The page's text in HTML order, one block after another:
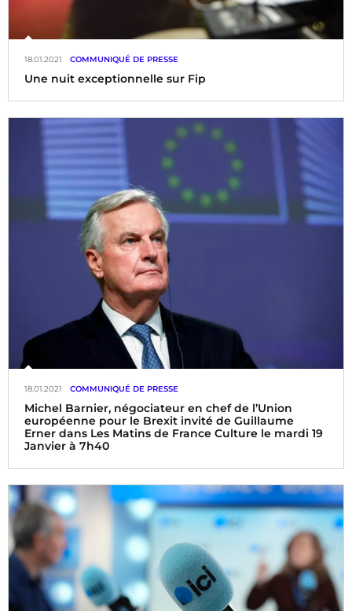
Une nuit exceptionnelle sur Fip
18.01.2021 COMMUNIQUÉ DE PRESSE
Michel Barnier, négociateur en chef de l’Union
européenne pour le Brexit invité de Guillaume
Erner dans Les Matins de France Culture le mardi 19
Janvier à 7h40
18.01.2021 COMMUNIQUÉ DE PRESSE